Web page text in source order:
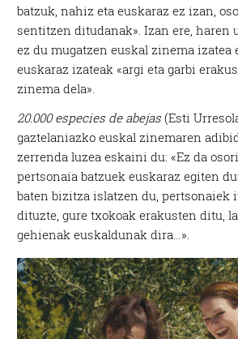
batzuk, nahiz eta euskaraz ez izan,
sentitzen ditudanak». Izan ere, haren
ez du mugatzen euskal zinema izatea
euskaraz izateak «argi eta garbi
zinema dela».
20.000 especies de abejas (Esti
gaztelaniazko euskal zinemaren
zerrenda luzea eskaini du: «Ez da
pertsonaia batzuek euskaraz egiten
baten bizitza islatzen du, pertsonaiek
dituzte, gure txokoak erakusten ditu,
gehienak euskaldunak dira…».